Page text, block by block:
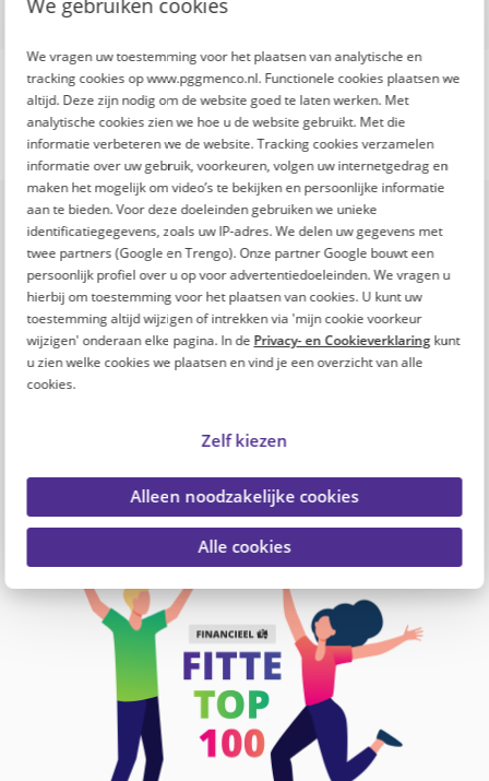
We vragen uw toestemming voor het plaatsen van analytische en
tracking cookies op www.pggmenco.nl. Functionele cookies plaatsen we
altijd. Deze zijn nodig om de website goed te laten werken. Met
analytische cookies zien we hoe u de website gebruikt. Met die
informatie verbeteren we de website. Tracking cookies verzamelen
informatie over uw gebruik, voorkeuren, volgen uw internetgedrag en
maken het mogelijk om video’s te bekijken en persoonlijke informatie
aan te bieden. Voor deze doeleinden gebruiken we unieke
identificatiegegevens, zoals uw IP-adres. We delen uw gegevens met
twee partners (Google en Trengo). Onze partner Google bouwt een
persoonlijk profiel over u op voor advertentiedoeleinden. We vragen u
hierbij om toestemming voor het plaatsen van cookies. U kunt uw
toestemming altijd wijzigen of intrekken via 'mijn cookie voorkeur
wijzigen' onderaan elke pagina. In de Privacy- en Cookieverklaringkunt
u zien welke cookies we plaatsen en vind je een overzicht van alle
cookies.
Zelf kiezen
Alleen noodzakelijke cookies
Alle cookies
Onze missie
De toenemende inflatie en stijgende kosten
maken het leven steeds duurder. Ook
professionals in zorg en welzijn merken dit in
hun portemonnee.
Om professionals in zorg en welzijn te helpen,
lanceren PFZW en PGGM&CO de Fitte Top 100: 1
Een platform voor én door professionals in zorg
fit te blijven. Alleen of samen met je collega's.